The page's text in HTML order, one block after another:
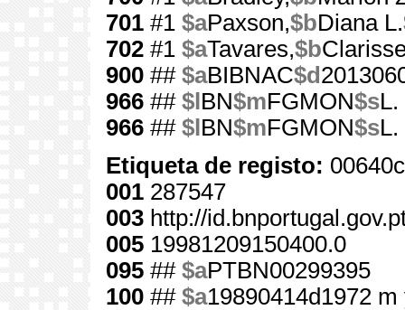
701 #1 $aPaxson,$bDiana L.
702 #1 $aTavares,$b
900 ## $aBIBNAC$d
966 ## $l BN$mFGMON$sL.
966 ## $l BN$mFGMON$sL.
Etiqueta de registo:
001 287547
003 http://
005 19981209150400.0
095 ## $aPTBN00299395
100 ## $a19890414d1972